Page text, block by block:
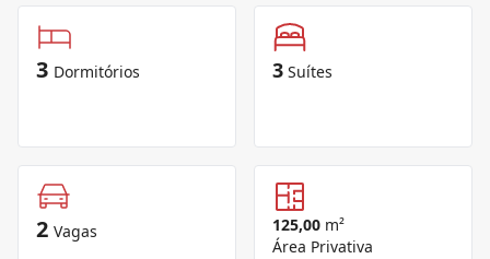
3 Dormitórios 3 Suítes
2 Vagas 125,00 m²
Área Privativa